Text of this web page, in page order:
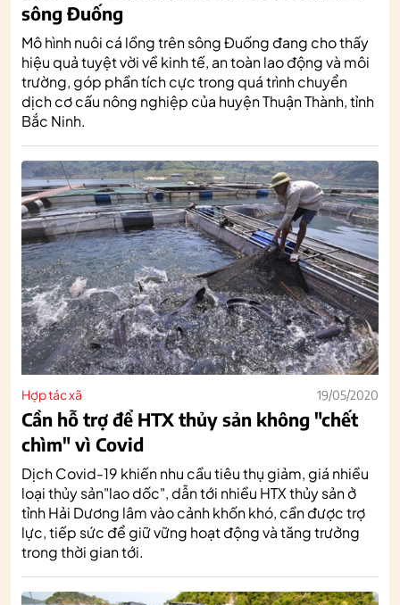
sông Đuống
Mô hình nuôi cá lồng trên sông Đuống đang cho thấy
hiệu quả tuyệt vời về kinh tế, an toàn lao động và môi
trường, góp phần tích cực trong quá trình chuyển
dịch cơ cấu nông nghiệp của huyện Thuận Thành, tỉnh
Bắc Ninh.
Hợp tác xã 19/05/2020
Cần hỗ trợ để HTX thủy sản không "chết
chìm" vì Covid
Dịch Covid-19 khiến nhu cầu tiêu thụ giảm, giá nhiều
loại thủy sản"lao dốc", dẫn tới nhiều HTX thủy sản ở
tỉnh Hải Dương lâm vào cảnh khốn khó, cần được trợ
lực, tiếp sức để giữ vững hoạt động và tăng trưởng
trong thời gian tới.